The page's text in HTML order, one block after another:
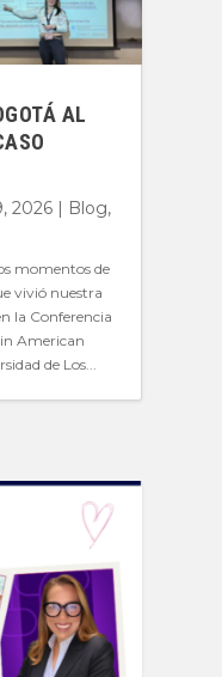
AL
2026| Blog,
momentos de
vivió nuestra
la Conferencia
American
de Los...